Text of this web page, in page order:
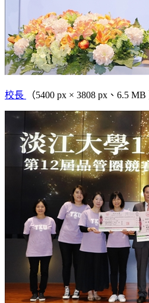
校長 （5400 px × 3808 px、6.5 MB